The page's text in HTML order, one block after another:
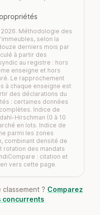
Méthodologie des
selon la
derniers mois par
à partir des
au registre : hors
enseigne et hors
Le rapprochement
à chaque enseigne est
des déclarations du
: certaines données
Indice de
Hirschman (0 à 10
en lots. Indice de
parmi les zones
combinant densité de
rotation des mandats
: citation et
vers cette page.
? Comparez
concurrents